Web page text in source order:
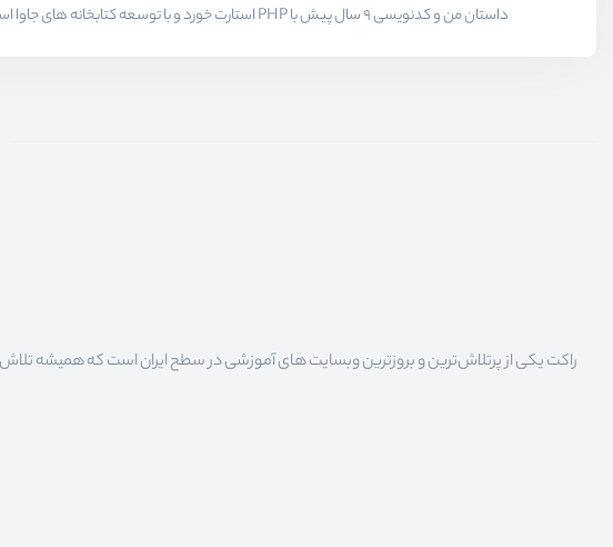
داستان من و کدنویسی 9 سال پیش با PHP استارت خورد و با توسعه کتابخانه های جاوا اسکریپتی و پلاگین های وردپرسی همراه شد. وردپرس یار قدیمی 9 ساله ی من هست و سعی میکنم تجربیاتم را به علاقه مندان منتقل کنم
راکت یکی از پرتلاش‌ترین و بروزترین وبسایت های آموزشی در سطح ایران است که همیشه تلاش